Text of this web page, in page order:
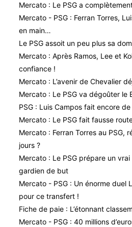
Mercato : Le PSG a
Mercato - PSG : Ferran Torres,
en main…
Le PSG assoit un peu plus sa
Mercato : Après Ramos, Lee et
confiance !
Mercato : L’avenir de Chevalier
Mercato : Le PSG va dégoûter le
PSG : Luis Campos fait encore
Mercato : Le PSG fait fausse
Mercato : Ferran Torres au PSG,
jours ?
Mercato : Le PSG prépare un
gardien de but
Mercato - PSG : Un énorme duel
pour ce transfert !
Fiche de paie : L’étonnant
Mercato - PSG : 40 millions